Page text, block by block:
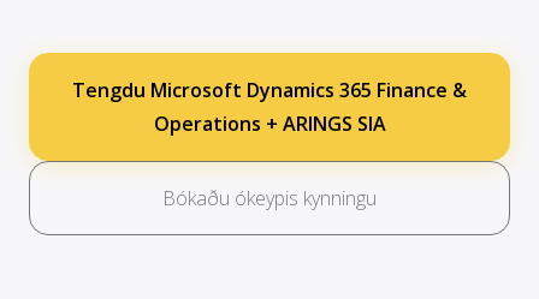
Tengdu Microsoft Dynamics 365 Finance &
Operations + ARINGS SIA
Bókaðu ókeypis kynningu